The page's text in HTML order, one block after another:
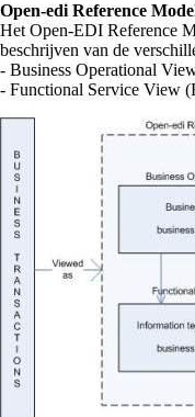
Open-edi Reference
Het Open-EDI Reference
beschrijven van de
- Business Operational
- Functional Service View